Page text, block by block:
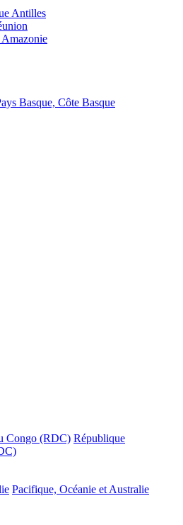
Antilles
Basque, Côte Basque
Congo (RDC) République
Pacifique, Océanie et Australie